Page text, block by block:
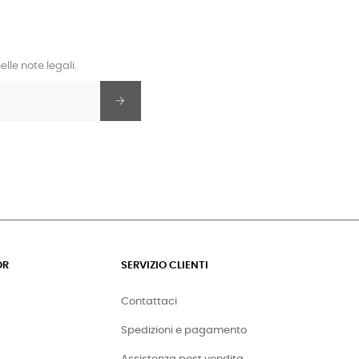
note legali.
SERVIZIO CLIENTI
Contattaci
Spedizioni e pagamento